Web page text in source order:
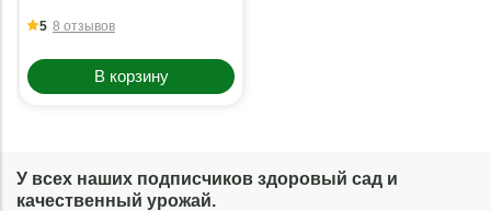
5 8 отзывов
В корзину
У всех наших подписчиков здоровый сад и
качественный урожай.